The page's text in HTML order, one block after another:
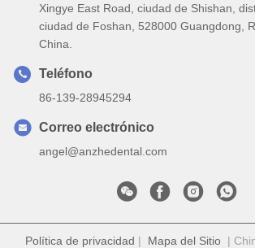
Xingye East Road, ciudad de Shishan,
ciudad de Foshan, 528000 Guangdong,
China.
Teléfono
86-139-28945294
Correo electrónico
angel@anzhedental.com
Política de privacidad | Mapa del Sitio|